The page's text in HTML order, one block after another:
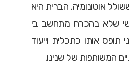
אוטונומיה. הברית היא
שלא בהכרח מתחשב בי
תופס אותו כתכלית וייעוד
המשותפות של שנינו.